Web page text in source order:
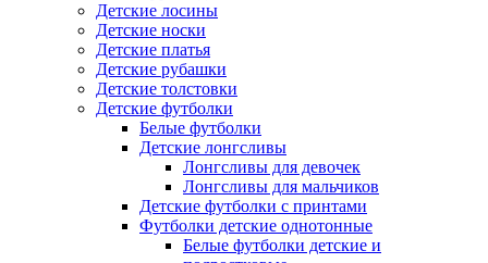
Детские лосины
Детские носки
Детские платья
Детские рубашки
Детские толстовки
Детские футболки
Белые футболки
Детские лонгсливы
Лонгсливы для девочек
Лонгсливы для мальчиков
Детские футболки с принтами
Футболки детские однотонные
Белые футболки детские и